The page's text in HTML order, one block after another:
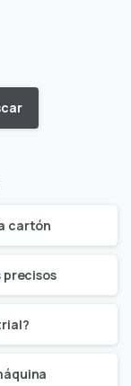
cartón